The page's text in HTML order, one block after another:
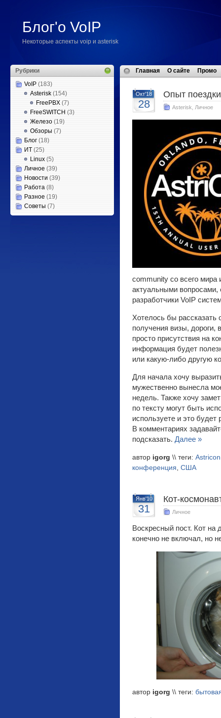
Блог'о VoIP
Некоторые аспекты voip и asterisk
Рубрики
VoIP (183)
Asterisk (154)
FreePBX (7)
FreeSWITCH (3)
Железо (19)
Обзоры (7)
Блог (18)
ИТ (25)
Linux (5)
Личное (39)
Новости (39)
Работа (8)
Разное (19)
Советы (7)
Главная О сайте Промо
Окт'18
28
Опыт
Asterisk Личное
community со всего мира
актуальными вопросами,
разработчики VoIP
Хотелось бы рассказать
получения визы, дороги,
просто присутствия на
информация будет
или какую-либо другую
Для начала хочу
мужественно вынесла
недель. Также хочу
по тексту могут быть
используете и это
В комментариях
подсказать. Далее »
автор igorg \\ теги: Astricon
конференция, США
Янв'10
31
Кот-
Личное
Воскресный пост. Кот на
конечно не включал, но
автор igorg \\ теги: